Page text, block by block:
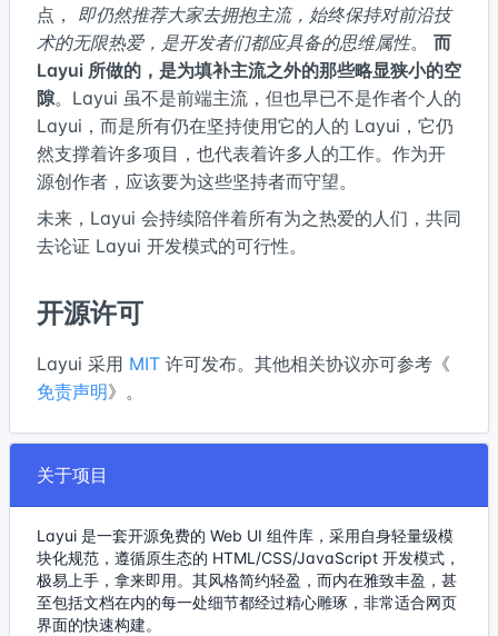
点， 即仍然推荐大家去拥抱主流，始终保持对前沿技
术的无限热爱，是开发者们都应具备的思维属性。 而
Layui 所做的，是为填补主流之外的那些略显狭小的空
隙。Layui 虽不是前端主流，但也早已不是作者个人的
Layui，而是所有仍在坚持使用它的人的 Layui，它仍
然支撑着许多项目，也代表着许多人的工作。作为开
源创作者，应该要为这些坚持者而守望。
未来，Layui 会持续陪伴着所有为之热爱的人们，共同
去论证 Layui 开发模式的可行性。
开源许可
Layui 采用 MIT 许可发布。其他相关协议亦可参考《
免责声明》。
关于项目
Layui 是一套开源免费的 Web UI 组件库，采用自身轻量级模
块化规范，遵循原生态的 HTML/CSS/JavaScript 开发模式，
极易上手，拿来即用。其风格简约轻盈，而内在雅致丰盈，甚
至包括文档在内的每一处细节都经过精心雕琢，非常适合网页
界面的快速构建。